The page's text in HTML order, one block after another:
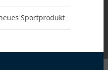
Sportprodukt